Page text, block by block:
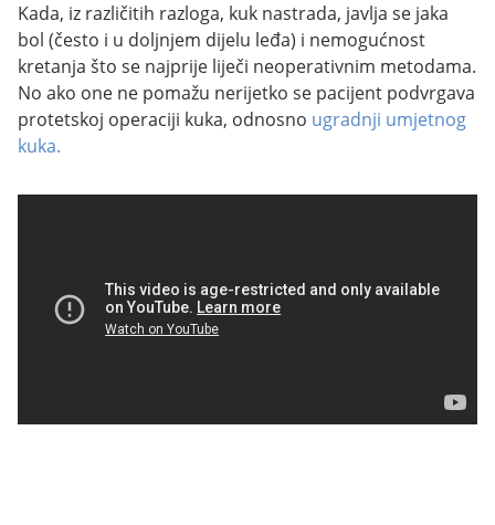
Kada, iz različitih razloga, kuk nastrada, javlja se jaka
bol (često i u doljnjem dijelu leđa) i nemogućnost
kretanja što se najprije liječi neoperativnim metodama.
No ako one ne pomažu nerijetko se pacijent podvrgava
protetskoj operaciji kuka, odnosno ugradnji umjetnog
kuka.